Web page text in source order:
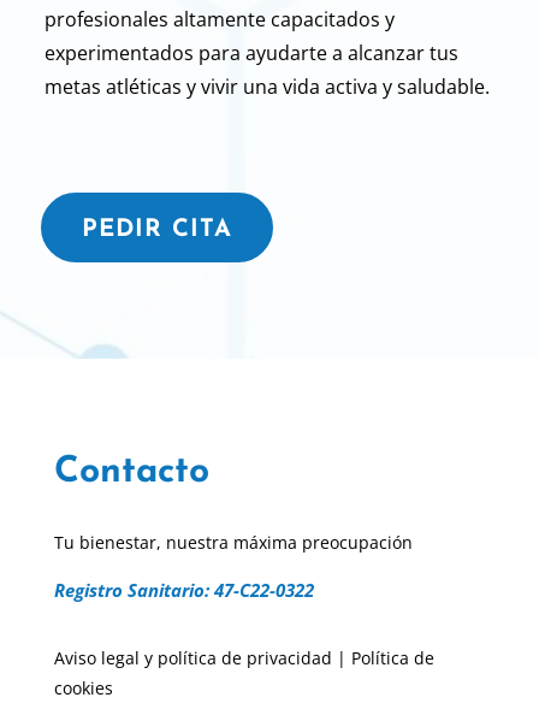
profesionales altamente capacitados y
experimentados para ayudarte a alcanzar tus
metasatléticas y vivir una vida activa y saludable.
PEDIR CITA
Contacto
Tu bienestar, nuestra máxima preocupación
Registro Sanitario: 47-C22-0322
Aviso legal y política de privacidad | Política de
cookies